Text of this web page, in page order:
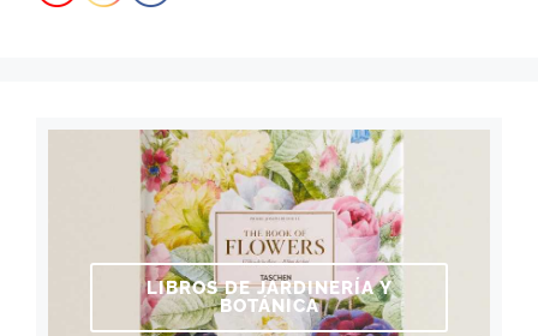
LIBROS DE JARDINERÍA Y
BOTÁNICA